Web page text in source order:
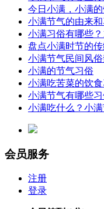
今日小满，小满
小满节气的由来
小满习俗有哪些
盘点小满时节的
小满节气民间风
小满的节气习俗
小满吃苦菜的饮
小满节气有哪些
小满吃什么？小
会员服务
注册
登录